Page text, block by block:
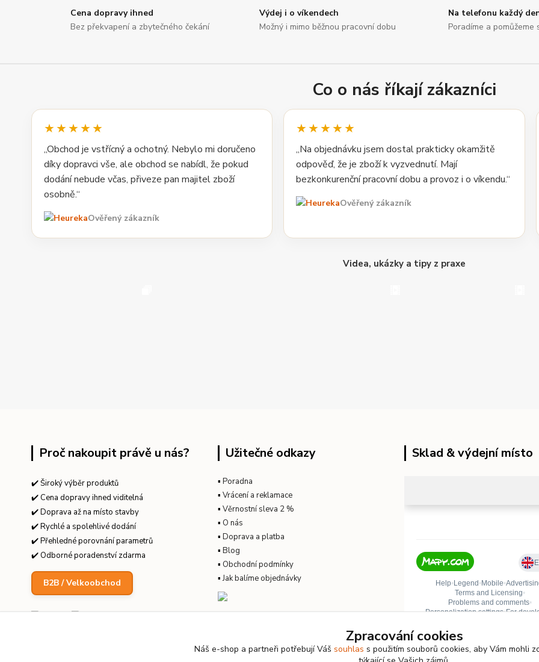
Cena dopravy ihned
Bez překvapení a zbytečného čekání
Výdej i o víkendech
Možný i mimo běžnou pracovní dobu
Na telefonu každý
Poradíme a pomůžeme
Co o nás říkají zákazníci
★★★★★
„Obchod je vstřícný a ochotný. Nebylo mi doručeno
díky dopravci vše, ale obchod se nabídl, že pokud
dodání nebude včas, přiveze pan majitel zboží
osobně.“
Ověřený zákazník
★★★★★
„Na objednávku jsem dostal prakticky okamžitě
odpověď, že je zboží k vyzvednutí. Mají
bezkonkurenční pracovní dobu a provoz i o víkendu.“
Ověřený zákazník
Videa, ukázky a tipy z praxe
Proč nakoupit právě u nás?
✔️ Široký výběr produktů
✔️ Cena dopravy ihned viditelná
✔️ Doprava až na místo stavby
✔️ Rychlé a spolehlivé dodání
✔️ Přehledné porovnání parametrů
✔️ Odborné poradenství zdarma
B2B / Velkoobchod
Užitečné odkazy
▪ Poradna
▪ Vrácení a reklamace
▪ Věrnostní sleva 2 %
▪ O nás
▪ Doprava a platba
▪ Blog
▪ Obchodní podmínky
▪Jak balíme objednávky
Sklad & výdejní místo
Zpracování cookies
Náš e-shop a partneři potřebují Váš souhlas s použitím souborů cookies, aby Vám mohli